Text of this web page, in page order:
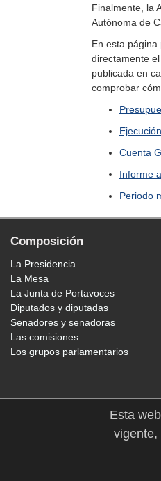
Finalmente, la
Autónoma de
En esta
directamente
publicada en
comprobar
Cuenta
Informe
Periodo
Composición
La Presidencia
La Mesa
La Junta de Portavoces
Diputados y diputadas
Senadores y senadoras
Las comisiones
Los grupos parlamentarios
Esta
vigente,